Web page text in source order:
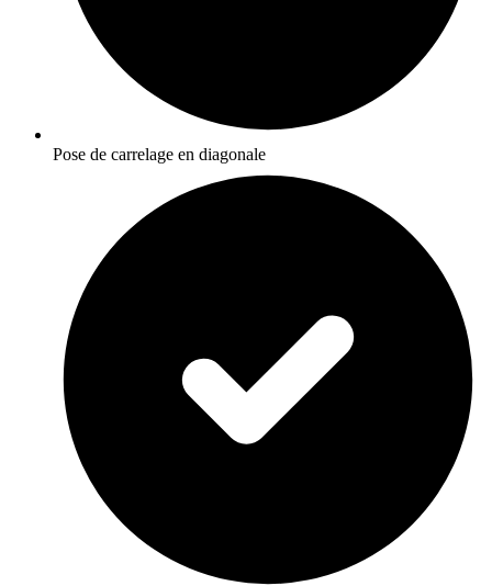
Pose de carrelage en diagonale